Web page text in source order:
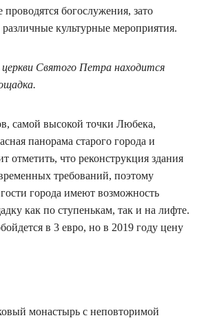
богослужения, зато
культурные мероприятия.
церкви Святого Петра находится
самой высокой точки Любека,
панорама старого города и
отметить, что реконструкция здания
требований, поэтому
города имеют возможность
как по ступенькам, так и на лифте.
в 3 евро, но в 2019 году цену
монастырь с неповторимой